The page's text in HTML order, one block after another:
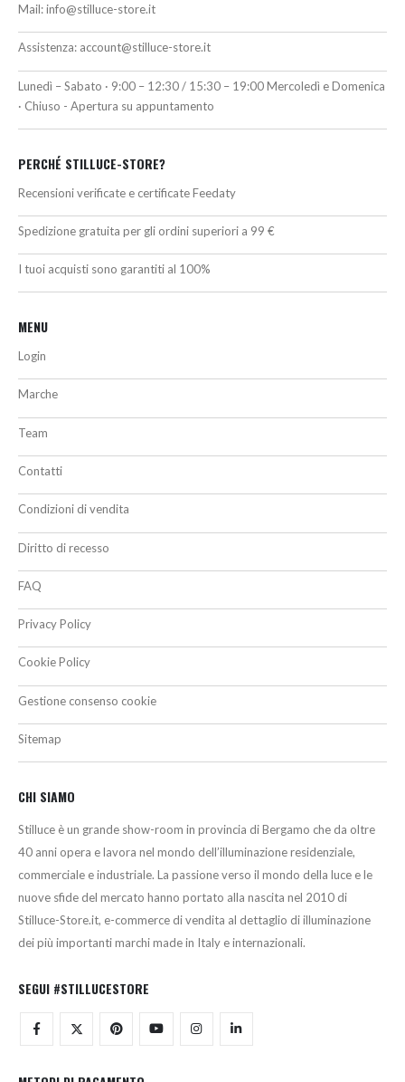
Mail:info@stilluce-store.it
Assistenza: account@stilluce-store.it
Lunedì – Sabato · 9:00 – 12:30 / 15:30 – 19:00 Mercoledì e Domenica
· Chiuso - Apertura su appuntamento
PERCHÉ STILLUCE-STORE?
Recensioni verificate e certificate Feedaty
Spedizione gratuita per gli ordini superiori a 99 €
I tuoi acquisti sono garantiti al 100%
MENU
Login
Marche
Team
Contatti
Condizioni di vendita
Diritto di recesso
FAQ
Privacy Policy
Cookie Policy
Gestione consenso cookie
Sitemap
CHI SIAMO
Stilluce è un grande show-room in provincia di Bergamo che da oltre
40 anni opera e lavora nel mondo dell’illuminazione residenziale,
commerciale e industriale. La passione verso il mondo della luce e le
nuove sfide del mercato hanno portato alla nascita nel 2010 di
Stilluce-Store.it, e-commerce di vendita al dettaglio di illuminazione
dei più importanti marchi made in Italy e internazionali.
SEGUI #STILLUCESTORE